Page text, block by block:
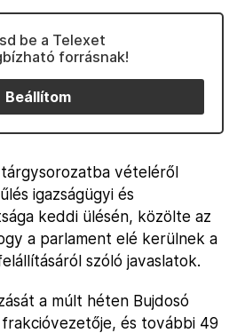
be a Telexet
forrásnak!
Beállítom
vételéről
igazságügyi és
keddi ülésén, közölte az
a parlament elé kerülnek a
szóló javaslatok.
a múlt héten Bujdosó
és további 49